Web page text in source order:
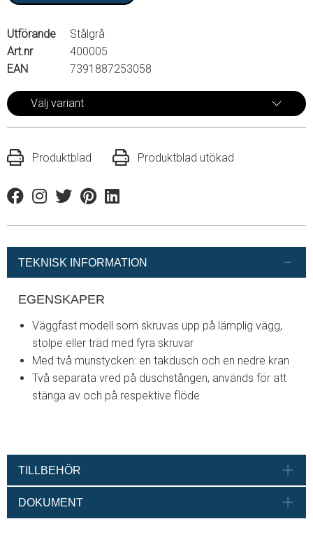
Utförande
Stålgrå
Art.nr
400005
EAN
7391887253058
Välj variant
Produktblad Produktblad utökad
FacebookInstagram
TwitterPinterestLinkedin
TEKNISK INFORMATION
EGENSKAPER
Väggfast modell som skruvas upp på lämplig vägg,
stolpe eller träd med fyra skruvar
Med två munstycken: en takdusch och en nedre kran
Två separata vred på duschstången, används för att
stänga av och på respektive flöde
TILLBEHÖR
DOKUMENT